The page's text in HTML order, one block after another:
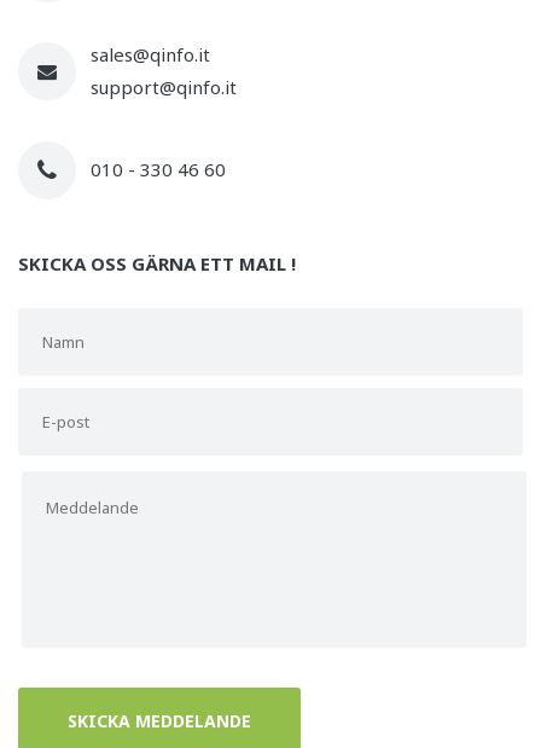
sales@qinfo.it
support@qinfo.it
010 - 330 46 60
SKICKA OSS GÄRNA ETT MAIL !